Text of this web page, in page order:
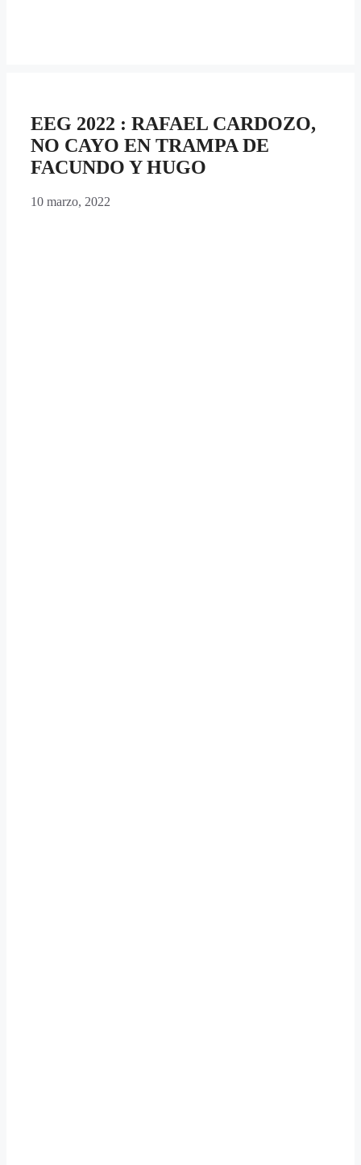
EEG 2022 : RAFAEL CARDOZO,
NO CAYO EN TRAMPA DE
FACUNDO Y HUGO
10 marzo, 2022